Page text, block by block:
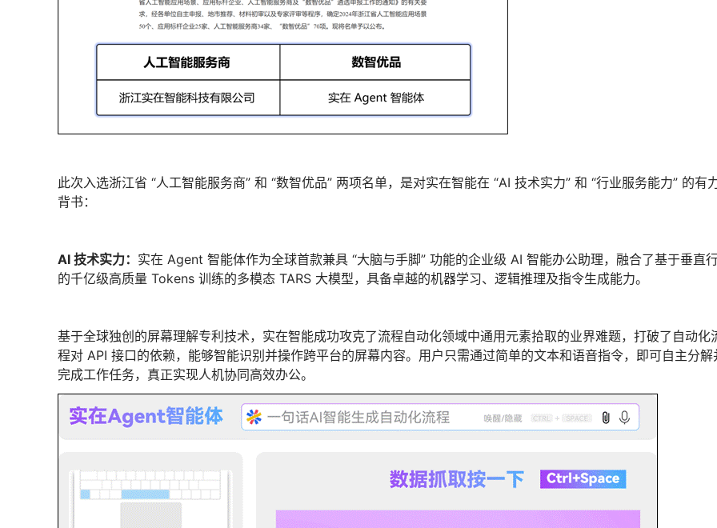
此次入选浙江省 “人工智能服务商” 和 “数智优品” 两项名单，是对实在智能在 “AI 技术实力” 和 “行业服务能力” 的有
背书：
AI 技术实力： 实在 Agent 智能体作为全球首款兼具 “大脑与手脚” 功能的企业级 AI 智能办公助理，融合了基于垂直
的千亿级高质量 Tokens 训练的多模态 TARS 大模型，具备卓越的机器学习、逻辑推理及指令生成能力。
基于全球独创的屏幕理解专利技术，实在智能成功攻克了流程自动化领域中通用元素拾取的业界难题，打破了自动化
程对 API 接口的依赖，能够智能识别并操作跨平台的屏幕内容。用户只需通过简单的文本和语音指令，即可自主分解
完成工作任务，真正实现人机协同高效办公。